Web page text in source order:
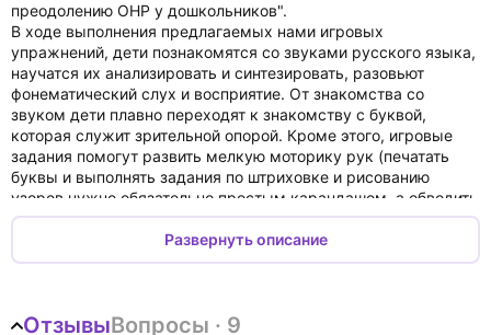
преодолению ОНР у дошкольников".
В ходе выполнения предлагаемых нами игровых
упражнений, дети познакомятся со звуками русского языка,
научатся их анализировать и синтезировать, разовьют
фонематический слух и восприятие. От знакомства со
звуком дети плавно переходят к знакомству с буквой,
которая служит зрительной опорой. Кроме этого, игровые
задания помогут развить мелкую моторику рук (печатать
буквы и выполнять задания по штриховке и рисованию
узоров нужно обязательно простым карандашом, а обводить
по контуру и раскрашивать - цветными карандашами),
подготовить к обучению грамоте и устранить недостатки в
развитии лексико-грамматического строя речи.
Развернуть описание
ОтзывыВопросы · 9